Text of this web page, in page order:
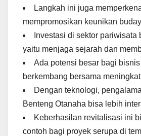
Langkah ini juga
mempromosikan keunikan
Investasi di sektor pariwisata
yaitu menjaga sejarah dan
Ada potensi besar bagi
berkembang bersama
Dengan teknologi,
Benteng Otanaha bisa lebih
Keberhasilan revitalisasi ini
contoh bagi proyek serupa di